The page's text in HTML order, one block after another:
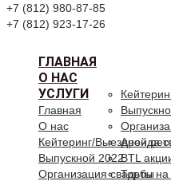
+7 (812) 980-87-85
+7 (812) 923-17-26
ГЛАВНАЯ
О НАС
УСЛУГИ
Аренда
BTL
Торты на
Главная
О нас
Кейтеринг/Выездной
Выпускной 2022
Организация свадьбы